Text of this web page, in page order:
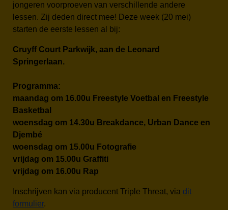
jongeren voorproeven van verschillende andere
lessen. Zij deden direct mee! Deze week (20 mei)
starten de eerste lessen al bij:
Cruyff Court Parkwijk, aan de Leonard
Springerlaan.
Programma:
maandag om 16.00u Freestyle Voetbal en Freestyle
Basketbal
woensdag om 14.30u Breakdance, Urban Dance en
Djembé
woensdag om 15.00u Fotografie
vrijdag om 15.00u Graffiti
vrijdag om 16.00u Rap
Inschrijven kan via producent Triple Threat, via dit
formulier.